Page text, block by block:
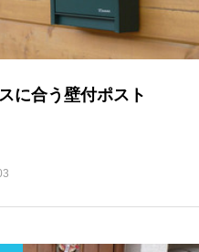
に合う壁付ポスト